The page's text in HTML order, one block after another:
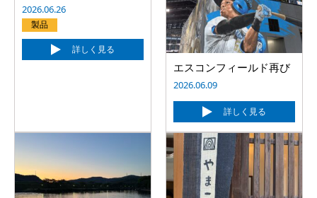
2026.06.26
製品
詳しく見る
エスコンフィールド再び
2026.06.09
詳しく見る